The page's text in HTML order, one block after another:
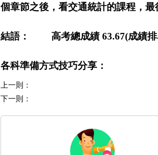
個章節之後，看交通統計的課程，最
結語： 高考總成績 63.67(成績排
各科準備方式技巧分享：
上一則：
下一則：